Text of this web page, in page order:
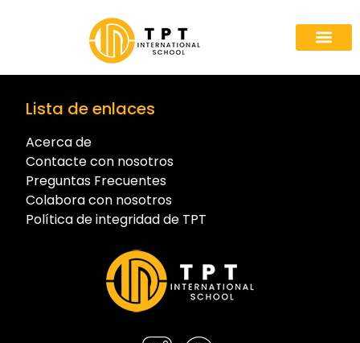
Lista de enlaces
Acerca de
Contacte con nosotros
Preguntas Frecuentes
Colabora con nosotros
Política de integridad de TPT